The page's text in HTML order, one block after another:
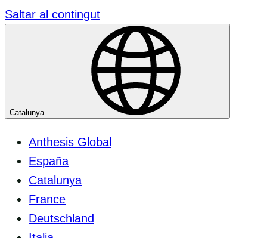
Saltar al contingut
Catalunya
Anthesis Global
España
Catalunya
France
Deutschland